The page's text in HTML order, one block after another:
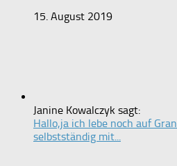
15. August 2019
Janine Kowalczyk sagt:
Hallo,ja ich lebe noch auf
selbstständig mit...